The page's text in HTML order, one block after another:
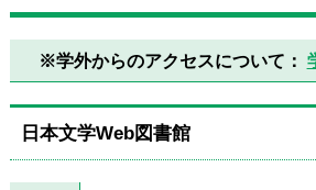
※学外からのアクセスについて：
日本文学Web図書館